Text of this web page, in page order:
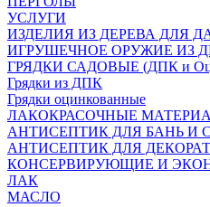
УСЛУГИ
ИЗДЕЛИЯ ИЗ ДЕРЕВА ДЛЯ
ИГРУШЕЧНОЕ ОРУЖИЕ ИЗ
ГРЯДКИ САДОВЫЕ (ДПК и
Грядки из ДПК
Грядки оцинкованные
ЛАКОКРАСОЧНЫЕ
АНТИСЕПТИК ДЛЯ БАНЬ И
АНТИСЕПТИК ДЛЯ
КОНСЕРВИРУЮЩИЕ И
ЛАК
МАСЛО